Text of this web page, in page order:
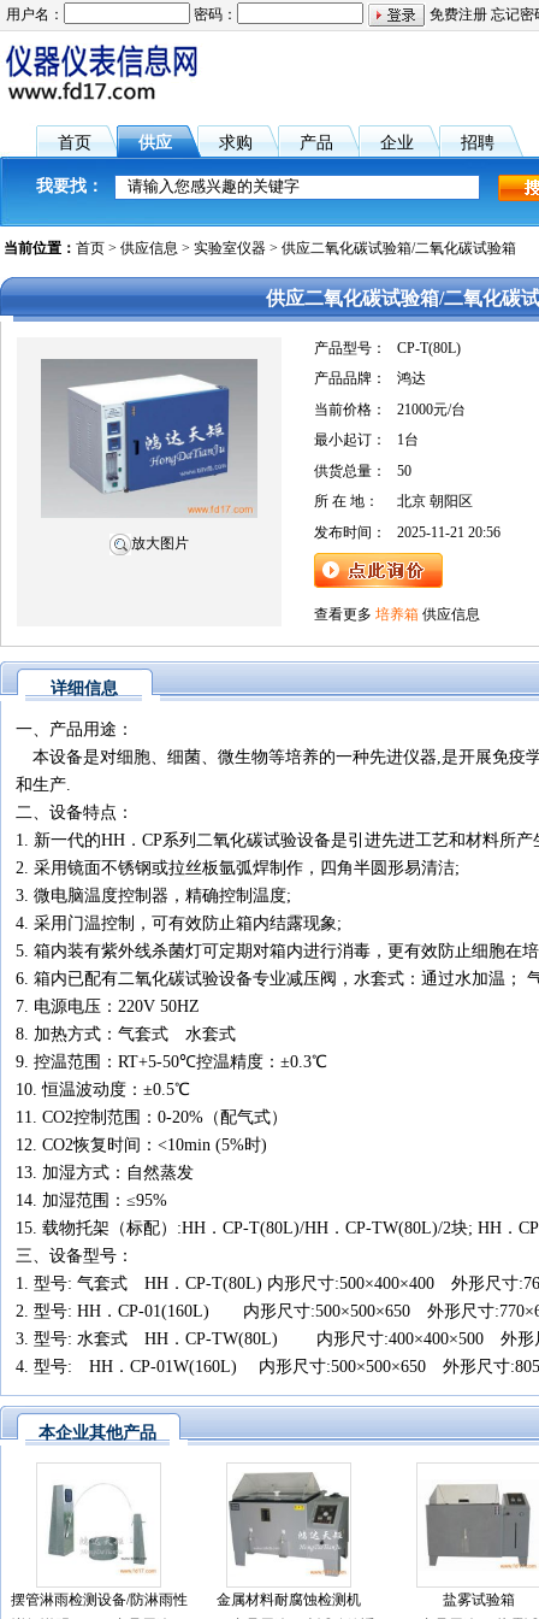
用户名： 密码： 免费注册 忘记密
首页 供应 求购 产品 企业 招聘
我要找：
当前位置： 首页 > 供应信息 > 实验室仪器 > 供应二氧化碳试验箱/二氧化碳试验箱
供应二氧化碳试验箱/二氧化碳
放大图片
产品型号：
CP-T(80L)
产品品牌：
鸿达
当前价格：
21000元/台
最小起订：
1台
供货总量：
50
所 在 地：
北京 朝阳区
发布时间：
2025-11-21 20:56
查看更多 培养箱 供应信息
详细信息
一、产品用途：
本设备是对细胞、细菌、微生物等培养的一种先进仪器,是开展免疫
和生产.
二、设备特点：
1. 新一代的HH．CP系列二氧化碳试验设备是引进先进工艺和材料所
2. 采用镜面不锈钢或拉丝板氩弧焊制作，四角半圆形易清洁;
3. 微电脑温度控制器，精确控制温度;
4. 采用门温控制，可有效防止箱内结露现象;
5. 箱内装有紫外线杀菌灯可定期对箱内进行消毒，更有效防止细胞在
6. 箱内已配有二氧化碳试验设备专业减压阀，水套式：通过水加温；
7. 电源电压：220V 50HZ
8. 加热方式：气套式 水套式
9. 控温范围：RT+5-50℃控温精度：±0.3℃
10. 恒温波动度：±0.5℃
11. CO2控制范围：0-20%（配气式）
12. CO2恢复时间：<10min (5%时)
13. 加湿方式：自然蒸发
14. 加湿范围：≤95%
15. 载物托架（标配）:HH．CP-T(80L)/HH．CP-TW(80L)/2块; HH．
三、设备型号：
1. 型号: 气套式 HH．CP-T(80L) 内形尺寸:500×400×400 外形尺寸
2. 型号: HH．CP-01(160L) 内形尺寸:500×500×650 外形尺寸
3. 型号: 水套式 HH．CP-TW(80L) 内形尺寸:400×400×500 外形尺
4. 型号: HH．CP-01W(160L) 内形尺寸:500×500×650 外形尺寸
本企业其他产品
摆管淋雨检测设备/防淋雨性
金属材料耐腐蚀检测机
盐雾试验箱